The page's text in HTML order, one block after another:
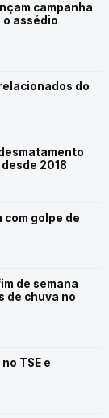
campanha
o assédio
do
2018
com golpe de
de semana
de chuva no
TSE e